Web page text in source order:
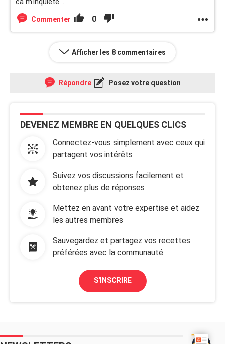
Commenter 0
Afficher les 8 commentaires
Répondre Posez votre question
DEVENEZ MEMBRE EN QUELQUES CLICS
Connectez-vous simplement avec ceux qui
partagent vos intérêts
Suivez vos discussions facilement et
obtenez plus de réponses
Mettez en avant votre expertise et aidez
les autres membres
Sauvegardez et partagez vos recettes
préférées avec la communauté
S'INSCRIRE